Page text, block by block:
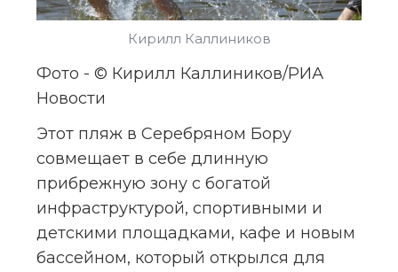
Кирилл Каллиников
Фото - © Кирилл Каллиников/РИА
Новости
Этот пляж в Серебряном Бору
совмещает в себе длинную
прибрежную зону с богатой
инфраструктурой, спортивными и
детскими площадками, кафе и новым
бассейном, который открылся для